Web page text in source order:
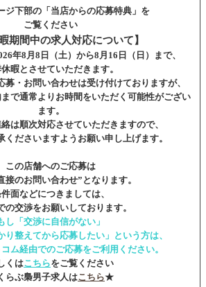
ジ下部の「当店からの応募特典」を
ご覧ください
期間中の求人対応について】
年8月8日（土）から8月16日（日）まで、
暇とさせていただきます。
募・お問い合わせは受け付けておりますが、
で通常よりお時間をいただく可能性がござい
ます。
は順次対応させていただきますので、
くださいますようお願い申し上げます。
この店舗へのご応募は
接のお問い合わせ”となります。
面などにつきましては、
の交渉をお願いしております。
し「交渉に自信がない」
り整えてから応募したい」という方は、
ム経由でのご応募をご利用ください。
くはこちらをご覧ください
らぶ梟男子求人はこちら★